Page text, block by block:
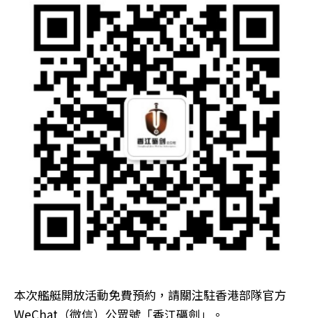
本次艦艇開放活動免費預約，請關注駐香港部隊官方
WeChat（微信）公眾號「香江礪劍」。